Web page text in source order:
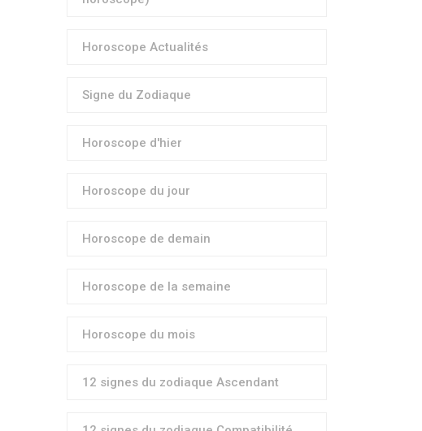
Horoscope Actualités
Signe du Zodiaque
Horoscope d'hier
Horoscope du jour
Horoscope de demain
Horoscope de la semaine
Horoscope du mois
12 signes du zodiaque Ascendant